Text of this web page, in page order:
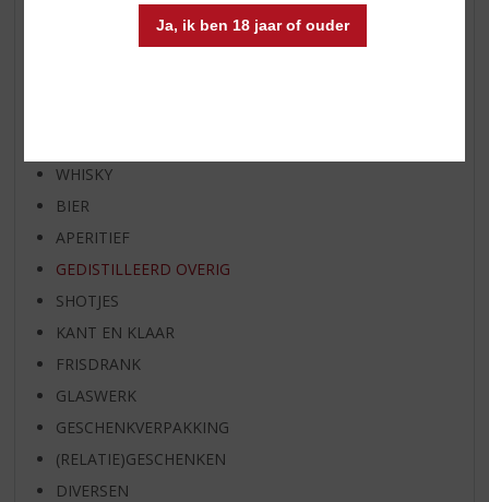
Ja, ik ben 18 jaar of ouder
RUM VAN DE MAAND
BIER VAN DE MAAND
WHISKY
BIER
APERITIEF
GEDISTILLEERD OVERIG
SHOTJES
KANT EN KLAAR
FRISDRANK
GLASWERK
GESCHENKVERPAKKING
(RELATIE)GESCHENKEN
DIVERSEN